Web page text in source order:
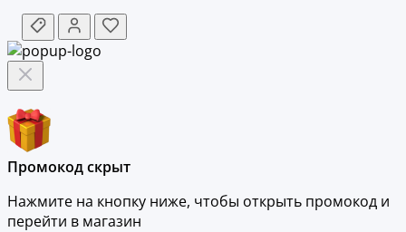
Промокод скрыт
Нажмите на кнопку ниже, чтобы открыть промокод и
перейти в магазин